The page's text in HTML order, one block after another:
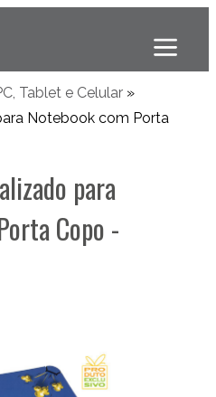
Tablet e Celular»
Notebook com Porta
para
Copo -